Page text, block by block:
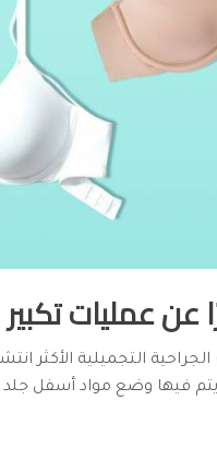
عمليات
التجميلية الأكثر
يتم فيها وضع مواد أسفل